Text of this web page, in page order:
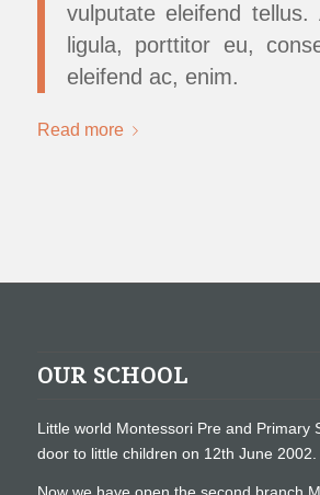
vulputate eleifend tellus.
ligula, porttitor eu,
eleifend ac, enim.
Read more
OUR SCHOOL
Little world Montessori Pre and Primary
door to little children on 12th June 2002.